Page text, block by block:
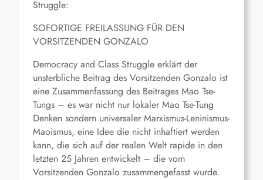
Struggle:
SOFORTIGE FREILASSUNG FÜR DEN
VORSITZENDEN GONZALO
Democracy and Class Struggle erklärt der
unsterbliche Beitrag des Vorsitzenden Gonzalo ist
eine Zusammenfassung des Beitrages Mao Tse-
Tungs – es war nicht nur lokaler Mao Tse-Tung
Denken sondern universaler Marxismus-Leninismus-
Maoismus, eine Idee die nicht inhaftiert werden
kann, die sich auf der realen Welt rapide in den
letzten 25 Jahren entwickelt – die vom
Vorsitzenden Gonzalo zusammengefasst wurde.